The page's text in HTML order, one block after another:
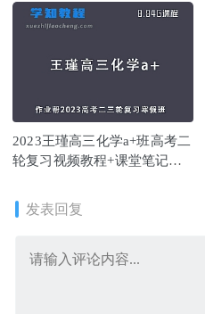
2023王瑾高三化学a+班高考二
轮复习视频教程+课堂笔记寒
发表回复